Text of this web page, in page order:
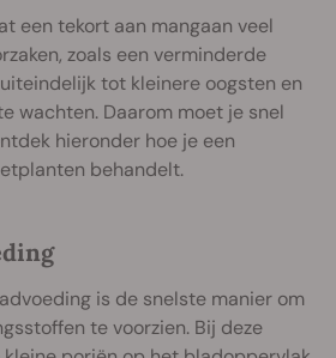
een tekort aan mangaan veel
zoals een verminderde
tot kleinere oogsten en
wachten. Daarom moet je snel
hieronder hoe je een
behandelt.
is de snelste manier om
te voorzien. Bij deze